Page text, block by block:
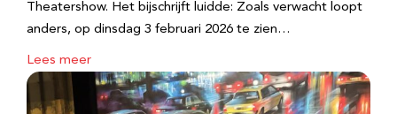
Theatershow. Het bijschrijft luidde: Zoals verwacht loopt
anders, op dinsdag 3 februari 2026 te zien…
Lees meer